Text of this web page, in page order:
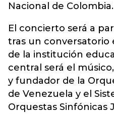
Nacional de Colombia.
El concierto será a
tras un conversatorio
de la institución
central será el
y fundador de la
de Venezuela y el
Orquestas Sinfónicas